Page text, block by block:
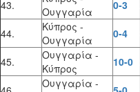
43.
Ουγγαρία
0-3
44.
Κύπρος -
Ουγγαρία
0-4
45.
Ουγγαρία -
Κύπρος
10-0
Ουγγαρία -